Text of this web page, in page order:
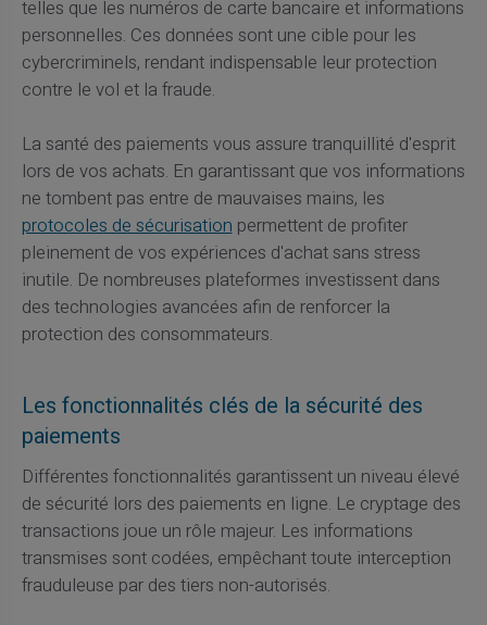
telles que les numéros de carte bancaire et informations
personnelles. Ces données sont une cible pour les
cybercriminels, rendant indispensable leur protection
contre le vol et la fraude.
La santé des paiements vous assure tranquillité d'esprit
lors de vos achats. En garantissant que vos informations
ne tombent pas entre de mauvaises mains, les
protocoles de sécurisation permettent de profiter
pleinement de vos expériences d'achat sans stress
inutile. De nombreuses plateformes investissent dans
des technologies avancées afin de renforcer la
protection des consommateurs.
Les fonctionnalités clés de la sécurité des
paiements
Différentes fonctionnalités garantissent un niveau élevé
de sécurité lors des paiements en ligne. Le cryptage des
transactions joue un rôle majeur. Les informations
transmises sont codées, empêchant toute interception
frauduleuse par des tiers non-autorisés.